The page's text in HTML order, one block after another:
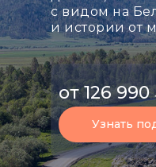
с видом на
и истории от
от 126
Узнать